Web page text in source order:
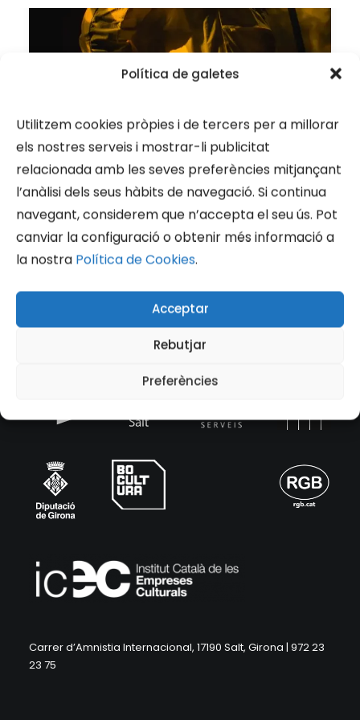
Política de galetes
Utilitzem cookies pròpies i de tercers per a millorar
els nostres serveis i mostrar-li publicitat
relacionada amb les seves preferències mitjançant
l’anàlisi dels seus hàbits de navegació. Si continua
navegant, considerem que n’accepta el seu ús. Pot
canviar la configuració o obtenir més informació a
la nostra Política de Cookies.
Acceptar
Rebutjar
Preferències
OASIS EXIST - Tribut a
Oasis
Dissabte 22 agost
BY TINA
Carrer d’Amnistia Internacional, 17190 Salt, Girona | 972 23
23 75